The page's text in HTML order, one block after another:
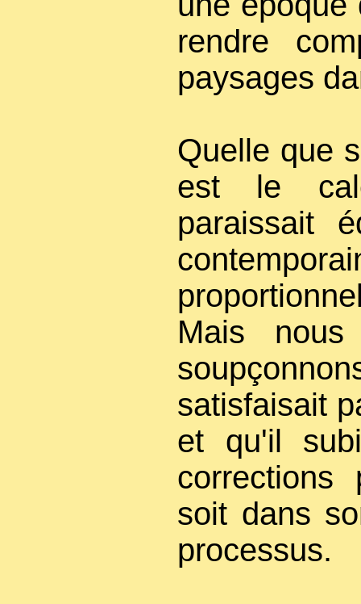
rendre
paysages
Quelle que
est le
paraissait
Mais
satisfaisait
et qu'il
soit dans
processus.